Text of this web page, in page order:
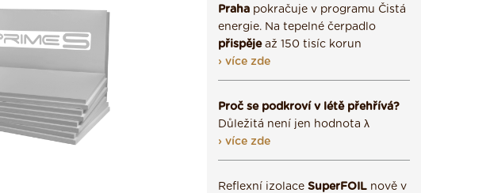
Praha pokračuje v programu Čistá
energie. Na tepelné čerpadlo
přispějeaž 150 tisíc korun
› více zde
Proč se podkroví v létě přehřívá?
Důležitá není jen hodnota λ
› více zde
Reflexní izolace SuperFOIL nově v